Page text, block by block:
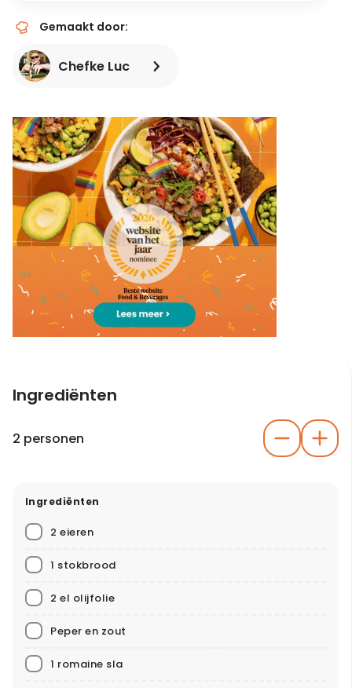
Gemaakt door:
Chefke Luc
Ingrediënten
2 personen
Ingrediënten
2 eieren
1 stokbrood
2 el olijfolie
Peper en zout
1 romaine sla